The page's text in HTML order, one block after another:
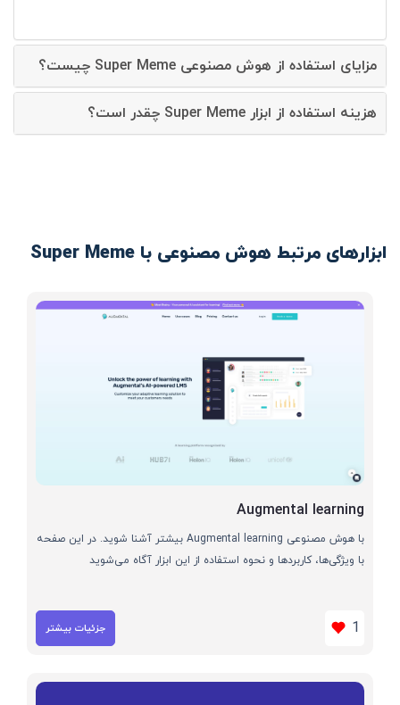
مزایای استفاده از هوش مصنوعی Super Meme چیست؟
هزینه استفاده از ابزار Super Meme چقدر است؟
ابزارهای مرتبط هوش مصنوعی با Super Meme
Augmental learning
با هوش مصنوعی Augmental learning بیشتر آشنا شوید. در این صفحه
با ویژگی‌ها، کاربردها و نحوه استفاده از این ابزار آگاه می‌شوید
1 جزئیات بیشتر